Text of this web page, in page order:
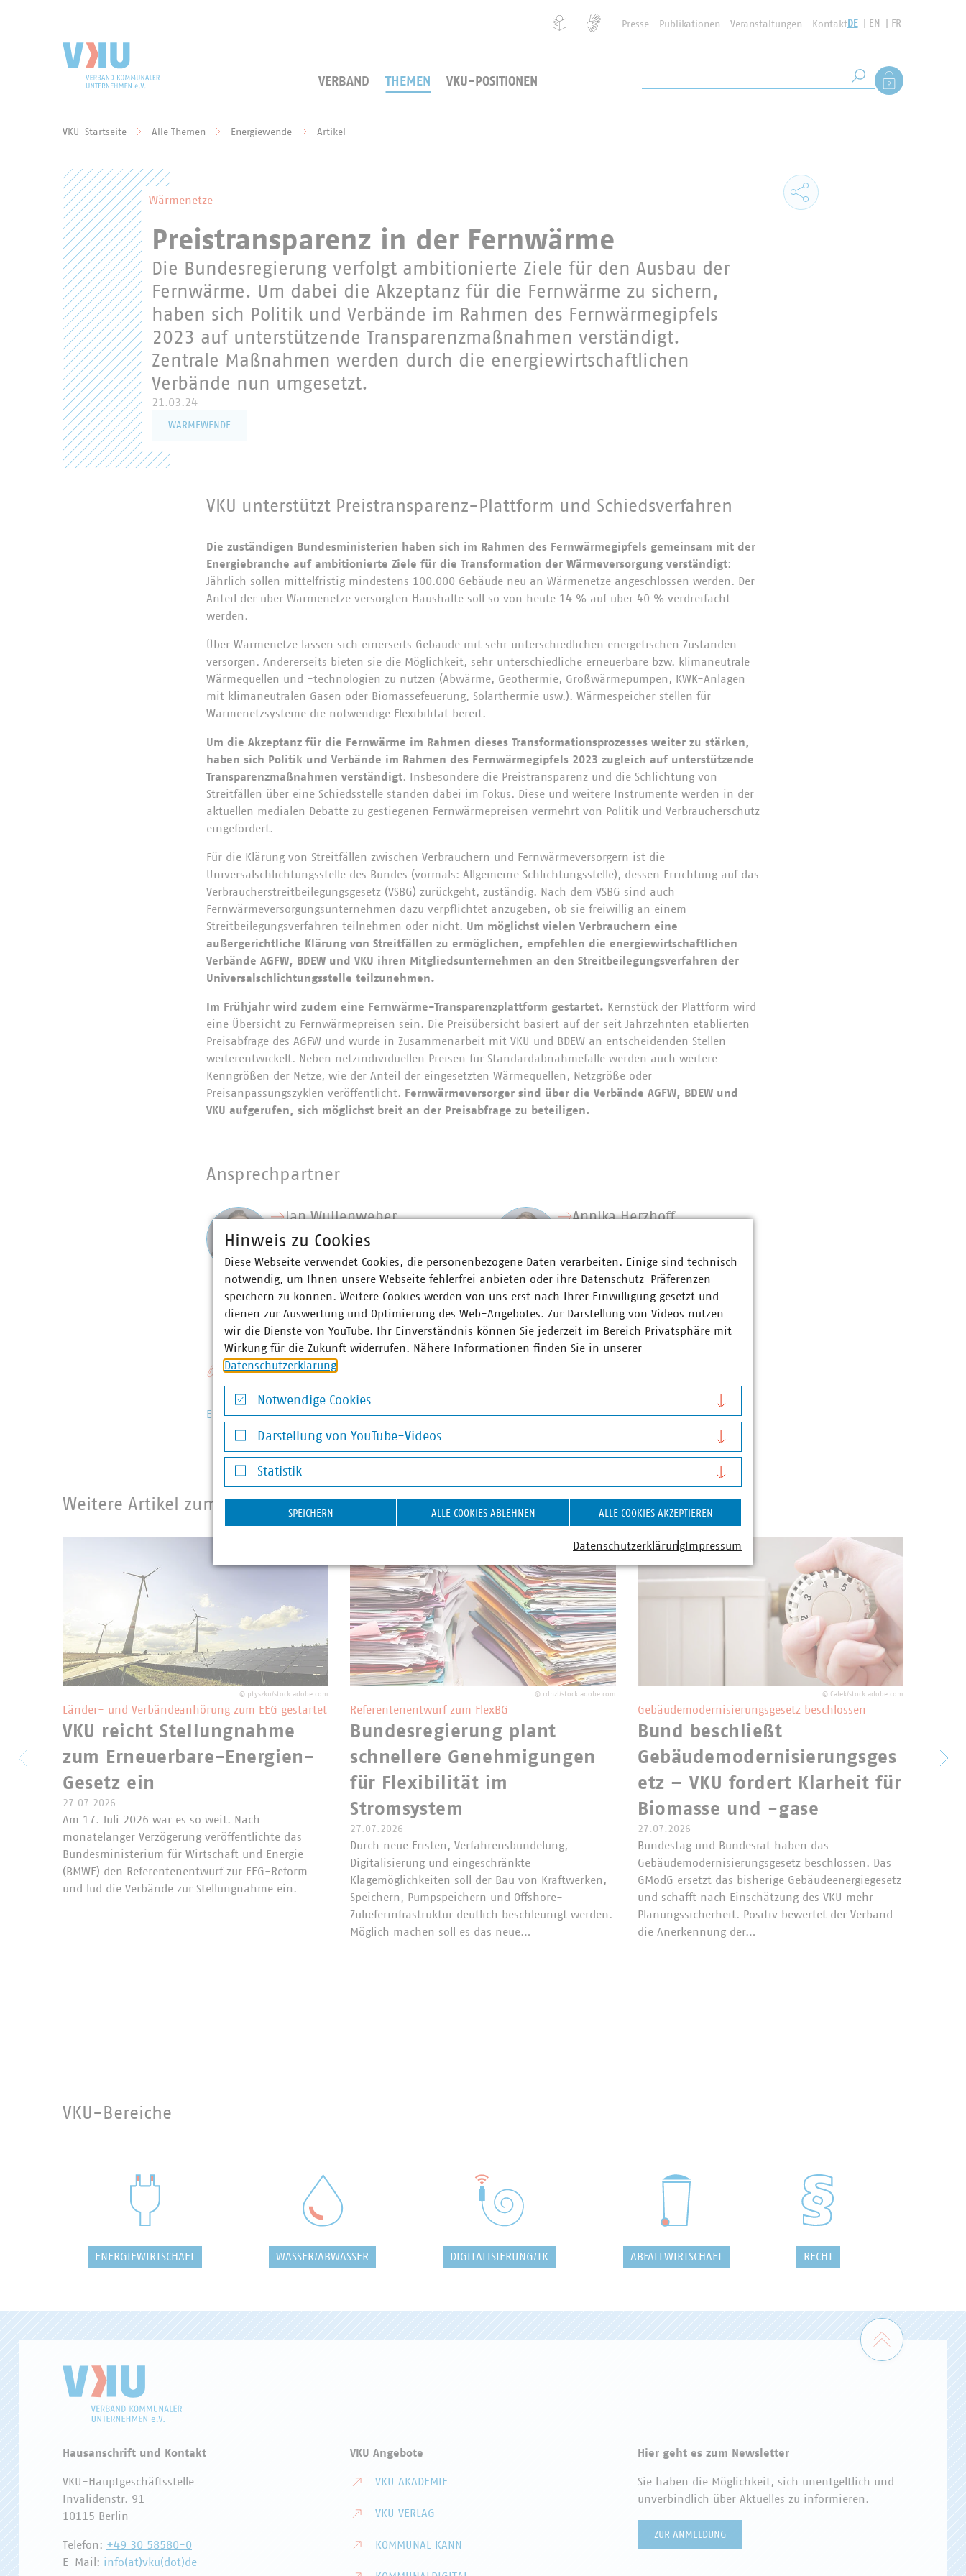
Presse Publikationen Veranstaltungen KontaktDE EN FR
VERBAND THEMEN VKU-POSITIONEN Suche starten
Als Mitglied
VKU-Startseite Alle Themen Energiewende Artikel
Wärmenetze
Preistransparenz in der Fernwärme
Die Bundesregierung verfolgt ambitionierte Ziele für den Ausbau der
Fernwärme. Um dabei die Akzeptanz für die Fernwärme zu sichern,
haben sich Politik und Verbände im Rahmen des Fernwärmegipfels
2023 auf unterstützende Transparenzmaßnahmen verständigt.
Zentrale Maßnahmen werden durch die energiewirtschaftlichen
Verbände nun umgesetzt.
21.03.24
WÄRMEWENDE
VKU unterstützt Preistransparenz-Plattform und Schiedsverfahren
Die zuständigen Bundesministerien haben sich im Rahmen des Fernwärmegipfels gemeinsam mit der
Energiebranche auf ambitionierte Ziele für die Transformation der Wärmeversorgung verständigt:
Jährlich sollen mittelfristig mindestens 100.000 Gebäude neu an Wärmenetze angeschlossen werden. Der
Anteil der über Wärmenetze versorgten Haushalte soll so von heute 14 % auf über 40 % verdreifacht
werden.
Über Wärmenetze lassen sich einerseits Gebäude mit sehr unterschiedlichen energetischen Zuständen
versorgen. Andererseits bieten sie die Möglichkeit, sehr unterschiedliche erneuerbare bzw. klimaneutrale
Wärmequellen und -technologien zu nutzen (Abwärme, Geothermie, Großwärmepumpen, KWK-Anlagen
mit klimaneutralen Gasen oder Biomassefeuerung, Solarthermie usw.). Wärmespeicher stellen für
Wärmenetzsysteme die notwendige Flexibilität bereit.
Um die Akzeptanz für die Fernwärme im Rahmen dieses Transformationsprozesses weiter zu stärken,
haben sich Politik und Verbände im Rahmen des Fernwärmegipfels 2023 zugleich auf unterstützende
Transparenzmaßnahmen verständigt. Insbesondere die Preistransparenz und die Schlichtung von
Streitfällen über eine Schiedsstelle standen dabei im Fokus. Diese und weitere Instrumente werden in der
aktuellen medialen Debatte zu gestiegenen Fernwärmepreisen vermehrt von Politik und Verbraucherschutz
eingefordert.
Für die Klärung von Streitfällen zwischen Verbrauchern und Fernwärmeversorgern ist die
Universalschlichtungsstelle des Bundes (vormals: Allgemeine Schlichtungsstelle), dessen Errichtung auf das
Verbraucherstreitbeilegungsgesetz (VSBG) zurückgeht, zuständig. Nach dem VSBG sind auch
Fernwärmeversorgungsunternehmen dazu verpflichtet anzugeben, ob sie freiwillig an einem
Streitbeilegungsverfahren teilnehmen oder nicht. Um möglichst vielen Verbrauchern eine
außergerichtliche Klärung von Streitfällen zu ermöglichen, empfehlen die energiewirtschaftlichen
Verbände AGFW, BDEW und VKU ihren Mitgliedsunternehmen an den Streitbeilegungsverfahren der
Universalschlichtungsstelle teilzunehmen.
Im Frühjahr wird zudem eine Fernwärme-Transparenzplattform gestartet. Kernstück der Plattform wird
eine Übersicht zu Fernwärmepreisen sein. Die Preisübersicht basiert auf der seit Jahrzehnten etablierten
Preisabfrage des AGFW und wurde in Zusammenarbeit mit VKU und BDEW an entscheidenden Stellen
weiterentwickelt. Neben netzindividuellen Preisen für Standardabnahmefälle werden auch weitere
Kenngrößen der Netze, wie der Anteil der eingesetzten Wärmequellen, Netzgröße oder
Preisanpassungszyklen veröffentlicht. Fernwärmeversorger sind über die Verbände AGFW, BDEW und
VKU aufgerufen, sich möglichst breit an der Preisabfrage zu beteiligen.
Ansprechpartner
Jan Wullenweber
Bereichsleiter Energiesystem und
Annika Herzhoff
Systemintegration
+49 170 8580389
herzhoff(at)vku(dot)de
Schlagworte
Erneuerbare EnergienWärmewendeTransparenz
Weitere Artikel zum Thema Energiewende
© ptyszku/stock.adobe.com
Länder- und Verbändeanhörung zum EEG gestartet
VKU reicht Stellungnahme
zum Erneuerbare-Energien-
Gesetz ein
27.07.2026
Am 17. Juli 2026 war es so weit. Nach
monatelanger Verzögerung veröffentlichte das
Bundesministerium für Wirtschaft und Energie
(BMWE) den Referentenentwurf zur EEG-Reform
und lud die Verbände zur Stellungnahme ein.
© rdnzl/stock.adobe.com
Referentenentwurf zum FlexBG
Bundesregierung plant
schnellere Genehmigungen
für Flexibilität im
Stromsystem
27.07.2026
Durch neue Fristen, Verfahrensbündelung,
Digitalisierung und eingeschränkte
Klagemöglichkeiten soll der Bau von Kraftwerken,
Speichern, Pumpspeichern und Offshore-
Zulieferinfrastruktur deutlich beschleunigt werden.
Möglich machen soll es das neue…
© Calek/stock.adobe.com
Gebäudemodernisierungsgesetz beschlossen
Bund beschließt
Gebäudemodernisierungsges
etz – VKU fordert Klarheit für
Biomasse und -gase
27.07.2026
Bundestag und Bundesrat haben das
Gebäudemodernisierungsgesetz beschlossen. Das
GModG ersetzt das bisherige Gebäudeenergiegesetz
und schafft nach Einschätzung des VKU mehr
Planungssicherheit. Positiv bewertet der Verband
die Anerkennung der…
VKU-Bereiche
ENERGIEWIRTSCHAFT WASSER/ABWASSER DIGITALISIERUNG/TK ABFALLWIRTSCHAFT RECHT
Zum
Hausanschrift und Kontakt
VKU-Hauptgeschäftsstelle
Invalidenstr. 91
10115 Berlin
Telefon: +49 30 58580-0
E-Mail: info(at)vku(dot)de
VKU Angebote
VKU AKADEMIE
VKU VERLAG
KOMMUNAL KANN
Hier geht es zum Newsletter
Sie haben die Möglichkeit, sich unentgeltlich und
unverbindlich über Aktuelles zu informieren.
ZUR ANMELDUNG
Hinweis zu Cookies
Diese Webseite verwendet Cookies, die personenbezogene Daten verarbeiten. Einige sind technisch
notwendig, um Ihnen unsere Webseite fehlerfrei anbieten oder ihre Datenschutz-Präferenzen
speichern zu können. Weitere Cookies werden von uns erst nach Ihrer Einwilligung gesetzt und
dienen zur Auswertung und Optimierung des Web-Angebotes. Zur Darstellung von Videos nutzen
wir die Dienste von YouTube. Ihr Einverständnis können Sie jederzeit im Bereich Privatsphäre mit
Wirkung für die Zukunft widerrufen. Nähere Informationen finden Sie in unserer
Datenschutzerklärung.
Notwendige Cookies
Notwendige Cookies
Darstellung von YouTube-Videos
Darstellung von YouTube-Videos
Statistik
Statistik
SPEICHERN ALLE COOKIES ABLEHNEN ALLE COOKIES AKZEPTIEREN
Datenschutzerklärung Impressum